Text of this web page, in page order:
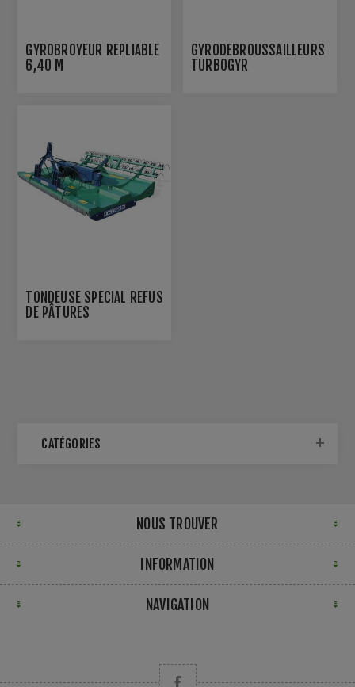
GYROBROYEUR REPLIABLE
6,40 M
GYRODÉBROUSSAILLEURS
TURBOGYR
TONDEUSE SPÉCIAL REFUS
DE PÂTURES
CATÉGORIES
NOUS TROUVER
INFORMATION
NAVIGATION